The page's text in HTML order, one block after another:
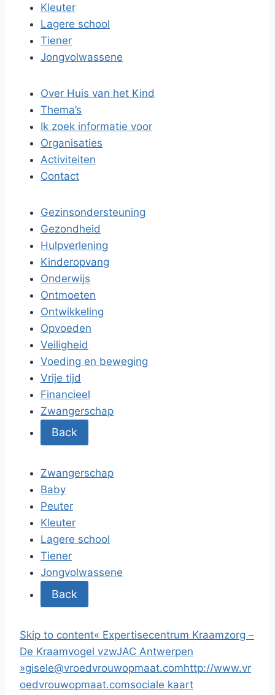
Kleuter
Lagere school
Tiener
Jongvolwassene
Over Huis van het Kind
Thema’s
Ik zoek informatie voor
Organisaties
Activiteiten
Contact
Gezinsondersteuning
Gezondheid
Hulpverlening
Kinderopvang
Onderwijs
Ontmoeten
Ontwikkeling
Opvoeden
Veiligheid
Voeding en beweging
Vrije tijd
Financieel
Zwangerschap
Back
Zwangerschap
Baby
Peuter
Kleuter
Lagere school
Tiener
Jongvolwassene
Back
Skip to content« Expertisecentrum Kraamzorg –
De Kraamvogel vzwJAC Antwerpen
»gisele@vroedvrouwopmaat.comhttp://www.vr
oedvrouwopmaat.comsociale kaart